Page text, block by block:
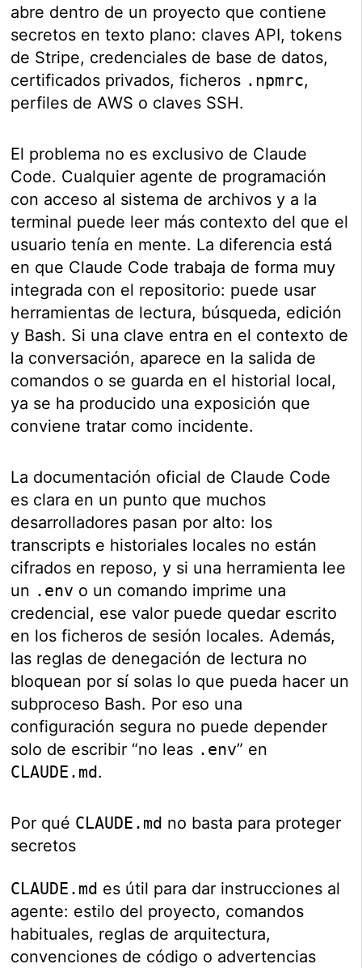
abre dentro de un proyecto que contiene
secretos en texto plano: claves API, tokens
de Stripe, credenciales de base de datos,
certificados privados, ficheros .npmrc,
perfiles de AWS o claves SSH.
El problema no es exclusivo de Claude
Code. Cualquier agente de programación
con acceso al sistema de archivos y a la
terminal puede leer más contexto del que el
usuario tenía en mente. La diferencia está
en que Claude Code trabaja de forma muy
integrada con el repositorio: puede usar
herramientas de lectura, búsqueda, edición
y Bash. Si una clave entra en el contexto de
la conversación, aparece en la salida de
comandos o se guarda en el historial local,
ya se ha producido una exposición que
conviene tratar como incidente.
La documentación oficial de Claude Code
es clara en un punto que muchos
desarrolladores pasan por alto: los
transcripts e historiales locales no están
cifrados en reposo, y si una herramienta lee
un .env o un comando imprime una
credencial, ese valor puede quedar escrito
en los ficheros de sesión locales. Además,
las reglas de denegación de lectura no
bloquean por sí solas lo que pueda hacer un
subproceso Bash. Por eso una
configuración segura no puede depender
solo de escribir “no leas .env” en
CLAUDE.md.
Por qué CLAUDE.md no basta para proteger
secretos
CLAUDE.md es útil para dar instrucciones al
agente: estilo del proyecto, comandos
habituales, reglas de arquitectura,
convenciones de código o advertencias